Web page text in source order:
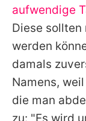
aufwendige
Diese
werden
damals
Namens,
die man